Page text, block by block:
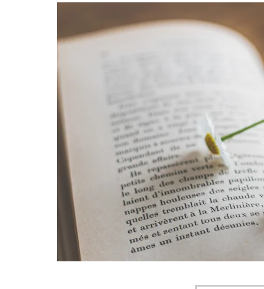
PATENT
特許・実用新案
主要スタッフ
２０２６年８月号【総合】ニ
ュースレター
ュース